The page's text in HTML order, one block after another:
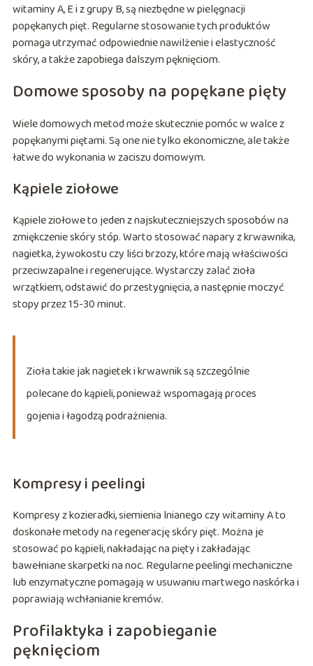
witaminy A, E i z grupy B, są niezbędne w pielęgnacji
popękanych pięt. Regularne stosowanie tych produktów
pomaga utrzymać odpowiednie nawilżenie i elastyczność
skóry, a także zapobiega dalszym pęknięciom.
Domowe sposoby na popękane pięty
Wiele domowych metod może skutecznie pomóc w walce z
popękanymi piętami. Są one nie tylko ekonomiczne, ale także
łatwe do wykonania w zaciszu domowym.
Kąpiele ziołowe
Kąpiele ziołowe to jeden z najskuteczniejszych sposobów na
zmiękczenie skóry stóp. Warto stosować napary z krwawnika,
nagietka, żywokostu czy liści brzozy, które mają właściwości
przeciwzapalne i regenerujące. Wystarczy zalać zioła
wrzątkiem, odstawić do przestygnięcia, a następnie moczyć
stopy przez 15-30 minut.
Zioła takie jak nagietek i krwawnik są szczególnie
polecane do kąpieli, ponieważ wspomagają proces
gojenia i łagodzą podrażnienia.
Kompresy i peelingi
Kompresy z kozieradki, siemienia lnianego czy witaminy A to
doskonałe metody na regenerację skóry pięt. Można je
stosować po kąpieli, nakładając na pięty i zakładając
bawełniane skarpetki na noc. Regularne peelingi mechaniczne
lub enzymatyczne pomagają w usuwaniu martwego naskórka i
poprawiają wchłanianie kremów.
Profilaktyka i zapobieganie
pęknięciom